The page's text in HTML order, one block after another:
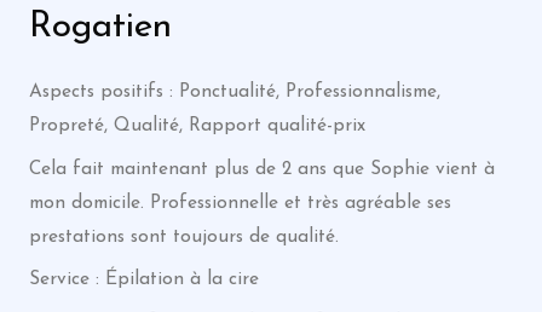
Rogatien
Aspects positifs : Ponctualité, Professionnalisme,
Propreté, Qualité, Rapport qualité-prix
Cela fait maintenant plus de 2 ans que Sophie vient à
mon domicile. Professionnelle et très agréable ses
prestations sont toujours de qualité.
Service : Épilation à la cire